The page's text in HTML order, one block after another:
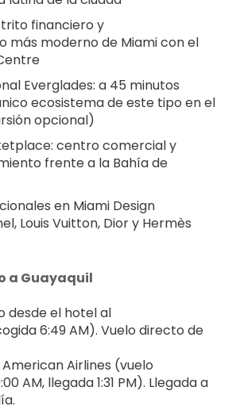
financiero y
más moderno de Miami con el
Everglades: a 45 minutos
ecosistema de este tipo en el
opcional)
centro comercial y
frente a la Bahía de
en Miami Design
Louis Vuitton, Dior y Hermès
a Guayaquil
desde el hotel al
6:49 AM). Vuelo directo de
Airlines (vuelo
AM, llegada 1:31 PM). Llegada a